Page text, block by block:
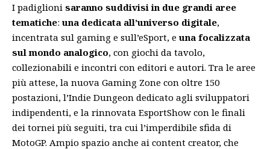
I padiglioni saranno suddivisi in due grandi aree
tematiche: una dedicata all’universo digitale,
incentrata sul gaming e sull’eSport, e una focalizzata
sul mondo analogico, con giochi da tavolo,
collezionabili e incontri con editori e autori. Tra le aree
più attese, la nuova Gaming Zone con oltre 150
postazioni, l’Indie Dungeon dedicato agli sviluppatori
indipendenti, e la rinnovata EsportShow con le finali
dei tornei più seguiti, tra cui l’imperdibile sfida di
MotoGP. Ampio spazio anche ai content creator, che